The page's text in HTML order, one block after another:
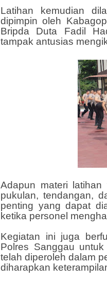
Latihan kemudian
dipimpin oleh
Bripda Duta Fadil
tampak antusias
Adapun materi
pukulan, tendangan,
penting yang dapat
ketika personel
Kegiatan ini juga
Polres Sanggau
telah diperoleh dalam
diharapkan